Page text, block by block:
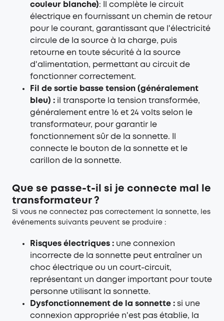
couleur blanche): Il complète le circuit
électrique en fournissant un chemin de retour
pour le courant, garantissant que l'électricité
circule de la source à la charge, puis
retourne en toute sécurité à la source
d'alimentation, permettant au circuit de
fonctionner correctement.
Fil de sortie basse tension (généralement
bleu) : il transporte la tension transformée,
généralement entre 16 et 24 volts selon le
transformateur, pour garantir le
fonctionnement sûr de la sonnette. Il
connecte le bouton de la sonnette et le
carillon de la sonnette.
Que se passe-t-il si je connecte mal le
transformateur ?
Si vous ne connectez pas correctement la sonnette, les
événements suivants peuvent se produire :
Risques électriques : une connexion
incorrecte de la sonnette peut entraîner un
choc électrique ou un court-circuit,
représentant un danger important pour toute
personne utilisant la sonnette.
Dysfonctionnement de la sonnette : si une
connexion appropriée n'est pas établie, la